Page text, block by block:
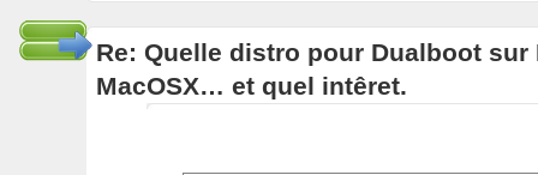
Re: Quelle distro pour Dualboot sur
MacOSX… et quel intêret.